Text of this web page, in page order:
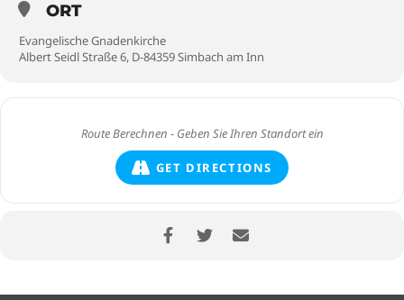
ORT
Evangelische Gnadenkirche
Albert Seidl Straße 6, D-84359 Simbach am Inn
GET DIRECTIONS